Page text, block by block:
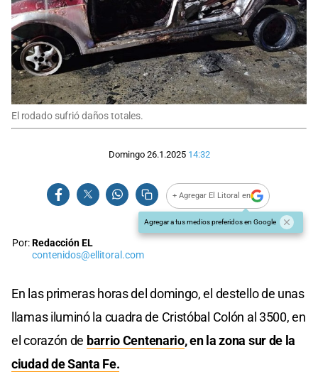
El rodado sufrió daños totales.
Domingo 26.1.2025 14:32
+ Agregar El Litoral en
Agregar a tus medios preferidos en Google
Por:Redacción EL
contenidos@ellitoral.com
En las primeras horas del domingo, el destello de unas
llamas iluminó la cuadra de Cristóbal Colón al 3500, en
el corazón de barrio Centenario, en la zona sur de la
ciudad de Santa Fe.